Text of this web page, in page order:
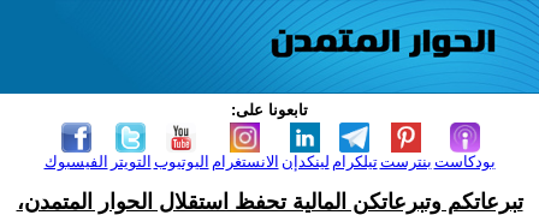
تابعونا على:
الفيسبوك التويتر اليوتيوب الانستغرام لينكدإن تيلكرامبنترست بودكاست
تبرعاتكم وتبرعاتكن المالية تحفظ استقلال الحوار المتمدن،